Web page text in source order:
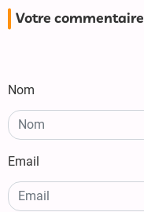
Votre commentaire
Nom
Email